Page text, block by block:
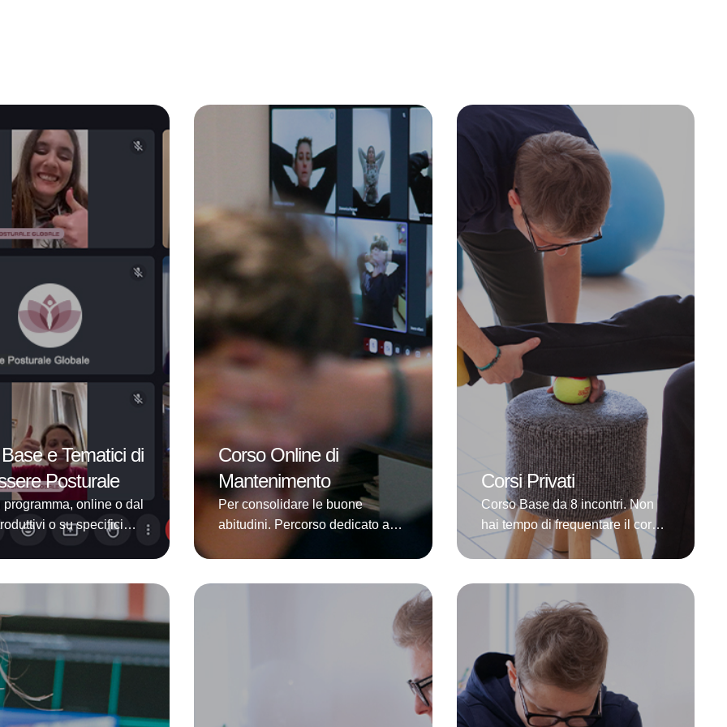
e Tematici di
Posturale
programma, online o dal
o su specifici
sia online che dal
di Corsi
più brevi rispetto
Premium “Via i
al metodo, o
su specifiche
che consentono di
Corso Online di
Mantenimento
Per consolidare le buone
abitudini. Percorso dedicato a
chi ha già frequentato il Corso
Globale o il Corso Base
Corsi Privati
Corso Base da 8 incontri. Non
hai tempo di frequentare il corso
di gruppo? Vuoi essere seguita/o
più comodi? Nessun problema!
Ecco il percorso che fa per te!Un
concentrato di pratica e
spiegazioni relative alla postura
e al funzionamento del nostro
corpo per diventare in breve
tempo autonoma/o nell’ auto …